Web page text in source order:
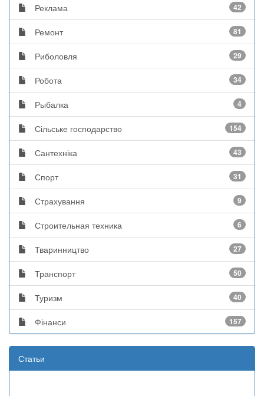
Реклама 42
Ремонт 81
Риболовля 29
Робота 34
Рыбалка 4
Сільське господарство 154
Сантехніка 43
Спорт 31
Страхування 9
Строительная техника 6
Тваринництво 27
Транспорт 50
Туризм 40
Фінанси 157
Статьи